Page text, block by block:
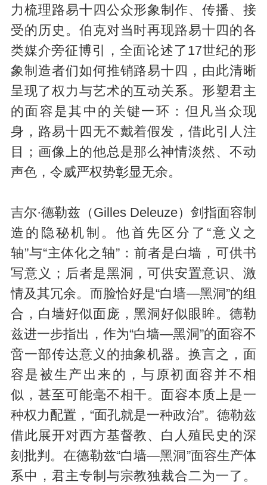
力梳理路易十四公众形象制作、传播、接
受的历史。伯克对当时再现路易十四的各
类媒介旁征博引，全面论述了17世纪的形
象制造者们如何推销路易十四，由此清晰
呈现了权力与艺术的互动关系。形塑君主
的面容是其中的关键一环：但凡当众现
身，路易十四无不戴着假发，借此引人注
目；画像上的他总是那么神情淡然、不动
声色，令威严权势彰显无余。
吉尔·德勒兹（Gilles Deleuze）剑指面容制
造的隐秘机制。他首先区分了“意义之
轴”与“主体化之轴”：前者是白墙，可供书
写意义；后者是黑洞，可供安置意识、激
情及其冗余。而脸恰好是“白墙—黑洞”的组
合，白墙好似面庞，黑洞好似眼眸。德勒
兹进一步指出，作为“白墙—黑洞”的面容不
啻一部传达意义的抽象机器。换言之，面
容是被生产出来的，与原初面容并不相
似，甚至可能毫不相干。面容本质上是一
种权力配置，“面孔就是一种政治”。德勒兹
借此展开对西方基督教、白人殖民史的深
刻批判。在德勒兹“白墙—黑洞”面容生产体
系中，君主专制与宗教独裁合二为一了。